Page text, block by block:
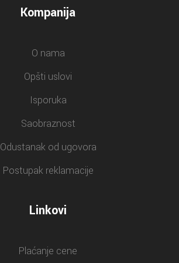
Kompanija
O nama
Opšti uslovi
Isporuka
Saobraznost
Odustanak od ugovora
Postupak reklamacije
Linkovi
Plaćanje cene